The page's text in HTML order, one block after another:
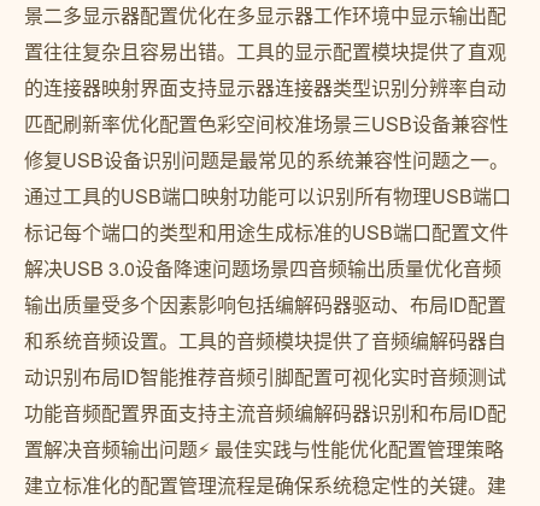
景二多显示器配置优化在多显示器工作环境中显示输出配
置往往复杂且容易出错。工具的显示配置模块提供了直观
的连接器映射界面支持显示器连接器类型识别分辨率自动
匹配刷新率优化配置色彩空间校准场景三USB设备兼容性
修复USB设备识别问题是最常见的系统兼容性问题之一。
通过工具的USB端口映射功能可以识别所有物理USB端口
标记每个端口的类型和用途生成标准的USB端口配置文件
解决USB 3.0设备降速问题场景四音频输出质量优化音频
输出质量受多个因素影响包括编解码器驱动、布局ID配置
和系统音频设置。工具的音频模块提供了音频编解码器自
动识别布局ID智能推荐音频引脚配置可视化实时音频测试
功能音频配置界面支持主流音频编解码器识别和布局ID配
置解决音频输出问题⚡ 最佳实践与性能优化配置管理策略
建立标准化的配置管理流程是确保系统稳定性的关键。建